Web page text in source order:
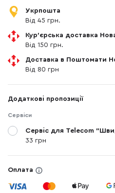
Укрпошта
Від 45 грн.
Кур'єрська доставка
Від 150 грн.
Доставка в Поштомати
Від 80 грн
Додаткові пропозиції
Сервіси
Сервіс для Telecom
33 грн
Оплата